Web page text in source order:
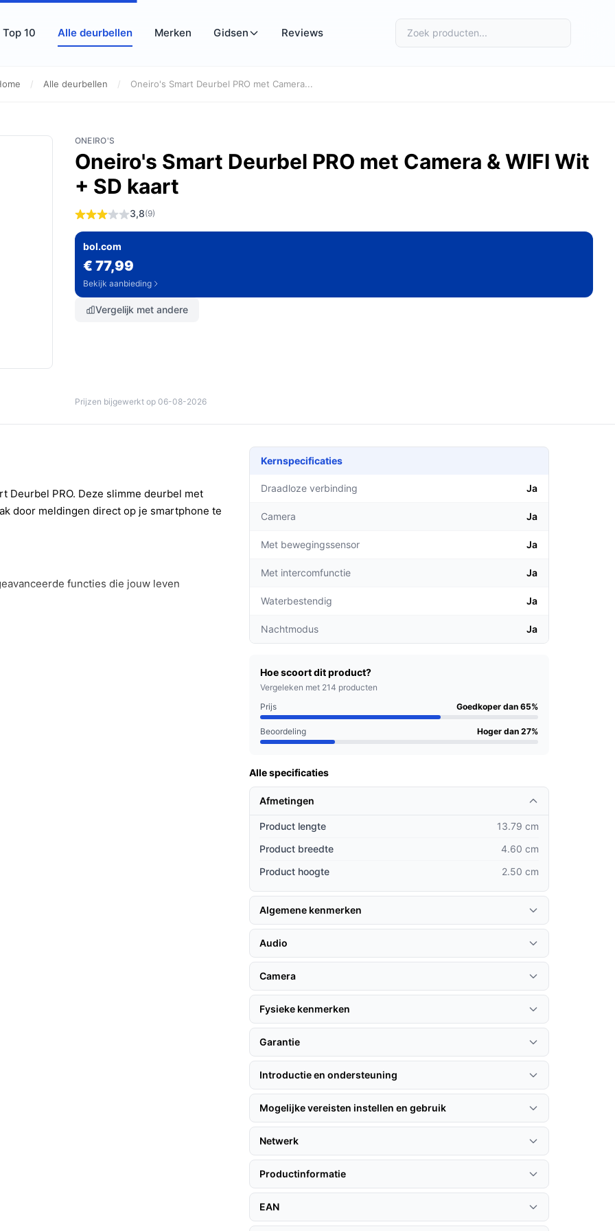
Top 10 Alle deurbellen Merken Gidsen Reviews
/ Alle deurbellen / Oneiro's Smart Deurbel PRO met Camera...
ONEIRO'S
Oneiro's Smart Deurbel PRO met Camera & WIFI Wit
+ SD kaart
3,8(9)
bol.com
€ 77,99
Bekijk aanbieding
Vergelijk met andere
Prijzen bijgewerkt op 06-08-2026
Deurbel PRO. Deze slimme deurbel met
door meldingen direct op je smartphone te
functies die jouw leven
je smartphone wanneer iemand aanbelt,
Kernspecificaties
Draadloze verbinding Ja
Camera Ja
Met bewegingssensor Ja
Met intercomfunctie Ja
Waterbestendig Ja
Nachtmodus Ja
Hoe scoort dit product?
Vergeleken met 214 producten
Prijs
Goedkoper dan 65%
Beoordeling Hoger dan 27%
Alle specificaties
Afmetingen
Product lengte
13.79 cm
Product breedte
4.60 cm
Product hoogte
2.50 cm
Algemene kenmerken
Audio
Camera
Fysieke kenmerken
Garantie
Introductie en ondersteuning
Mogelijke vereisten instellen en gebruik
Netwerk
Productinformatie
EAN